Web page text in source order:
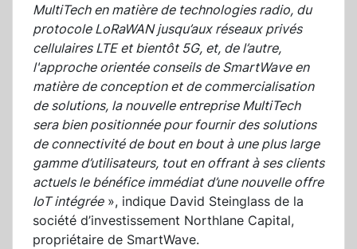
MultiTech en matière de technologies radio, du
protocole LoRaWAN jusqu’aux réseaux privés
cellulaires LTE et bientôt 5G, et, de l’autre,
l'approche orientée conseils de SmartWave en
matière de conception et de commercialisation
de solutions, la nouvelle entreprise MultiTech
sera bien positionnée pour fournir des solutions
de connectivité de bout en bout à une plus large
gamme d’utilisateurs, tout en offrant à ses clients
actuels le bénéfice immédiat d’une nouvelle offre
IoT intégrée», indique David Steinglass de la
société d’investissement Northlane Capital,
propriétaire de SmartWave.